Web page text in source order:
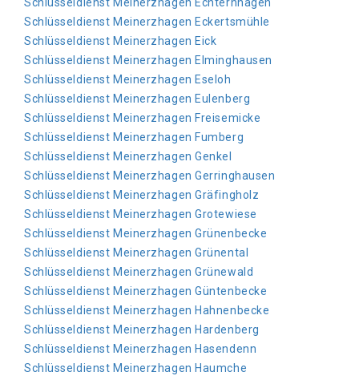
Schlüsseldienst Meinerzhagen Eckertsmühle
Schlüsseldienst Meinerzhagen Eick
Schlüsseldienst Meinerzhagen Elminghausen
Schlüsseldienst Meinerzhagen Eseloh
Schlüsseldienst Meinerzhagen Eulenberg
Schlüsseldienst Meinerzhagen Freisemicke
Schlüsseldienst Meinerzhagen Fumberg
Schlüsseldienst Meinerzhagen Genkel
Schlüsseldienst Meinerzhagen Gerringhausen
Schlüsseldienst Meinerzhagen Gräfingholz
Schlüsseldienst Meinerzhagen Grotewiese
Schlüsseldienst Meinerzhagen Grünenbecke
Schlüsseldienst Meinerzhagen Grünental
Schlüsseldienst Meinerzhagen Grünewald
Schlüsseldienst Meinerzhagen Güntenbecke
Schlüsseldienst Meinerzhagen Hahnenbecke
Schlüsseldienst Meinerzhagen Hardenberg
Schlüsseldienst Meinerzhagen Hasendenn
Schlüsseldienst Meinerzhagen Haumche